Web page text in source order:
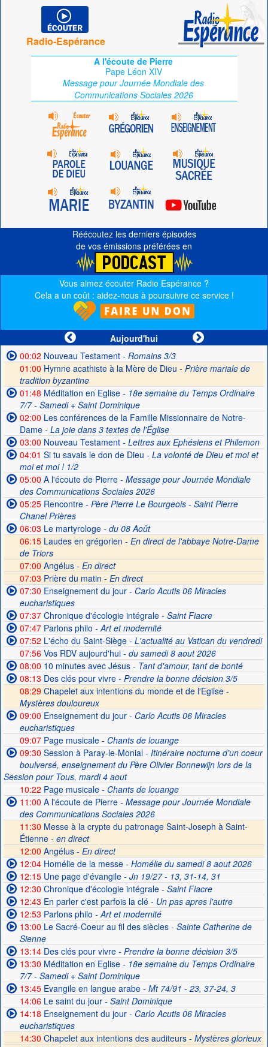
Radio-Espérance
A l'écoute de Pierre
Pape Léon XIV
Message pour Journée Mondiale des
Communications Sociales 2026
Réécoutez les derniers épisodes
de vos émissions préférées en
Vous aimez écouter Radio Espérance ?
Cela a un coût : aidez-nous à poursuivre ce service !
Aujourd'hui
00:02 Nouveau Testament- Romains 3/3
01:00 Hymne acathiste à la Mère de Dieu - Prière mariale de
tradition byzantine
01:48 Méditation en Eglise- 18e semaine du Temps Ordinaire
7/7 - Samedi + Saint Dominique
02:00 Les conférences de la Famille Missionnaire de Notre-
Dame- La joie dans 3 textes de l'Église
03:00 Nouveau Testament- Lettres aux Ephésiens et Philemon
04:01 Si tu savais le don de Dieu - La volonté de Dieu et moi et
moi et moi ! 1/2
05:00 A l'écoute de Pierre- Message pour Journée Mondiale
des Communications Sociales 2026
05:25Rencontre- Père Pierre Le Bourgeois - Saint Pierre
Chanel Prières
06:03 Le martyrologe- du 08 Août
06:15Laudes en grégorien - En direct de l'abbaye Notre-Dame
de Triors
07:00 Angélus - En direct
07:03 Prière du matin - En direct
07:30 Enseignement du jour- Carlo Acutis 06 Miracles
eucharistiques
07:37Chronique d'écologie intégrale- Saint Fiacre
07:47Parlons philo - Art et modernité
07:52 L'écho du Saint-Siège- L'actualité au Vatican du vendredi
07:56Vos RDV aujourd'hui- du samedi 8 aout 2026
08:00 10 minutes avec Jésus- Tant d'amour, tant de bonté
08:13 Des clés pour vivre- Prendre la bonne décision 3/5
08:29 Chapelet aux intentions du monde et de l'Eglise -
Mystères douloureux
09:00 Enseignement du jour- Carlo Acutis 06 Miracles
eucharistiques
09:07Page musicale- Chants de louange
09:30 Session à Paray-le-Monial- Itinéraire nocturne d'un coeur
boulversé, enseignement du Père Olivier Bonnewijn lors de la
Session pour Tous, mardi 4 aout
10:22 Page musicale- Chants de louange
11:00 A l'écoute de Pierre- Message pour Journée Mondiale
des Communications Sociales 2026
11:30 Messe à la crypte du patronage Saint-Joseph à Saint-
Étienne - en direct
12:00 Angélus - En direct
12:04Homélie de la messe- Homélie du samedi 8 aout 2026
12:15Une page d'évangile- Jn 19/27 - 13, 31-14, 31
12:30 Chronique d'écologie intégrale- Saint Fiacre
12:43 En parler c'est parfois la clé- Un pas apres l'autre
12:53 Parlons philo - Art et modernité
13:00 Le Sacré-Coeur au fil des siècles- Sainte Catherine de
Sienne
13:14Des clés pour vivre- Prendre la bonne décision 3/5
13:30 Méditation en Eglise- 18e semaine du Temps Ordinaire
7/7 - Samedi + Saint Dominique
13:45Evangile en langue arabe- Mt 74/91 - 23, 37-24, 3
14:06Le saint du jour- Saint Dominique
14:18 Enseignement du jour- Carlo Acutis 06 Miracles
eucharistiques
14:30 Chapelet aux intentions des auditeurs - Mystères glorieux